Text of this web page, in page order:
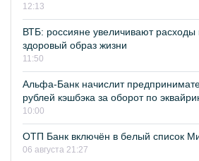
12:13
ВТБ: россияне увеличивают расходы
здоровый образ жизни
11:50
Альфа-Банк начислит
рублей кэшбэка за оборот по
10:00
ОТП Банк включён в белый список
06 августа 21:27